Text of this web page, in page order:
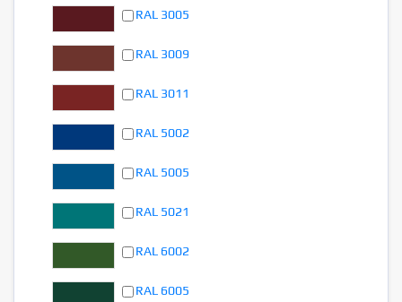
RAL 3005
RAL 3009
RAL 3011
RAL 5002
RAL 5005
RAL 5021
RAL 6002
RAL 6005